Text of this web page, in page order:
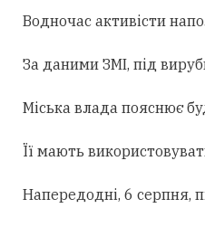
Водночас активісти
За даними ЗМІ, під
Міська влада пояснює
Її мають
Напередодні, 6 серпня,